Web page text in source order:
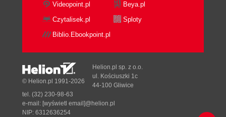
Struktury kontrolne (177)
Konstrukcje rozgałęziające (178)
Pętle (179)
Własne wyjątki (186)
Własne funkcje (189)
Nazwy i dokumentujące ciągi tekstowe (193)
Rozpakowywanie argumentu i parametru
Videopoint.pl
Beya.pl
Czytalisek.pl
Sploty
Biblio.Ebookpoint.pl
© Helion.pl 1991-2026
Helion.pl sp. z o.o.
ul. Kościuszki 1c
44-100 Gliwice
tel. (32) 230-98-63
e-mail: [wyświetl email]@helion.pl
NIP: 6312636254